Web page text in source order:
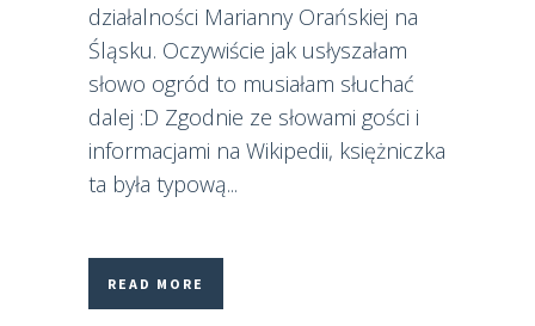
działalności Marianny Orańskiej na
Śląsku. Oczywiście jak usłyszałam
słowo ogród to musiałam słuchać
dalej :D Zgodnie ze słowami gości i
informacjami na Wikipedii, księżniczka
ta była typową...
READ MORE